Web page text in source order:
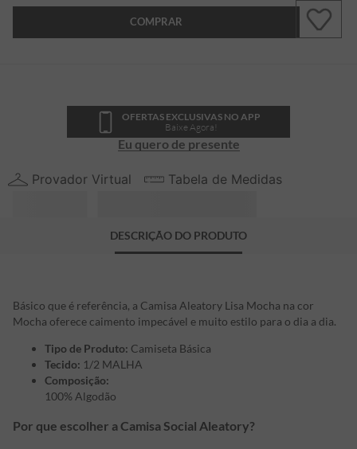
COMPRAR
OFERTAS EXCLUSIVAS NO APP
Baixe Agora!
Eu quero de presente
Provador Virtual Tabela de Medidas
DESCRIÇÃO DO PRODUTO
Básico que é referência, a Camisa Aleatory Lisa Mocha na cor
Mocha oferece caimento impecável e muito estilo para o dia a dia.
Tipo de Produto: Camiseta Básica
Tecido: 1/2 MALHA
Composição:
100% Algodão
Por que escolher a Camisa Social Aleatory?